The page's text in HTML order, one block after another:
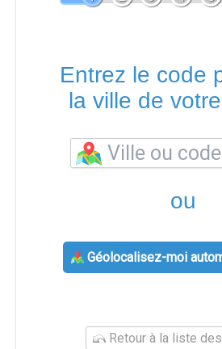
Entrez le code
la ville de
ou
Géolocalisez-moi
Retour à la liste